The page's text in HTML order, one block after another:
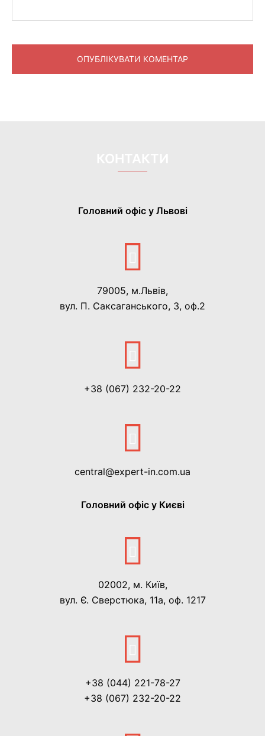
Головний офіс у Львові
79005, м.Львів,
вул. П. Саксаганського, 3, оф.2
+38 (067) 232-20-22
central@expert-in.com.ua
Головний офіс у Києві
02002, м. Київ,
вул. Є. Сверстюка, 11а, оф. 1217
+38 (044) 221-78-27
+38 (067) 232-20-22